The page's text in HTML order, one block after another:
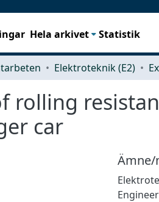
Hela arkivet Statistik
Elektroteknik (E2)
rolling
car
Ämne/